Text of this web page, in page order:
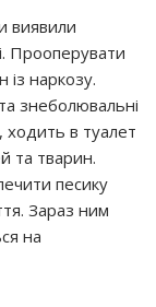
виявили
Прооперувати
наркозу.
знеболювальні
ходить в туалет
та тварин.
песику
Зараз ним
на